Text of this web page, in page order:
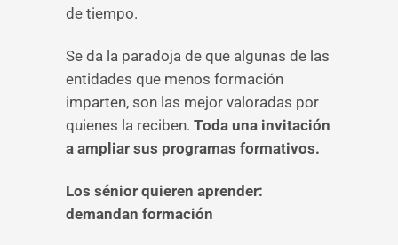
de tiempo.
Se da la paradoja de que algunas de las
entidades que menos formación
imparten, son las mejor valoradas por
quienes la reciben. Toda una invitación
a ampliar sus programas formativos.
Los sénior quieren aprender:
demandan formación